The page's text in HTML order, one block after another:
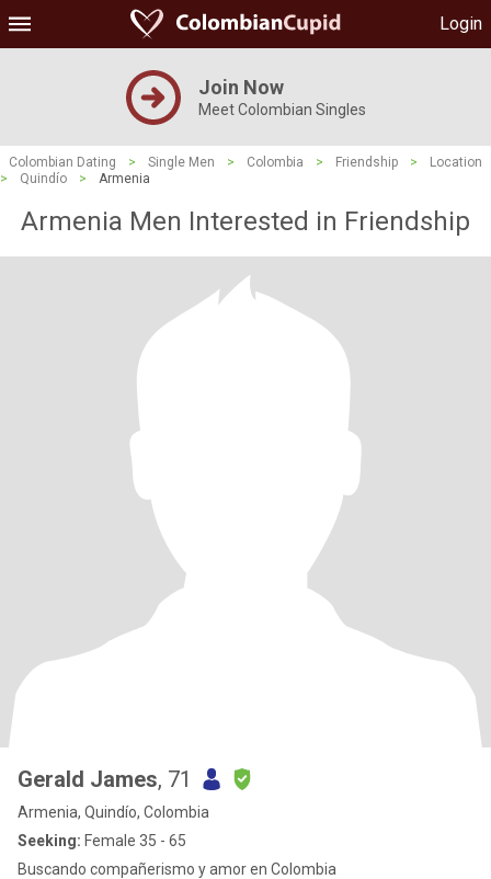
Login
Join Now
Meet Colombian Singles
Colombian Dating > Single Men > Colombia > Friendship >
Location
>
Quindío > Armenia
Armenia Men Interested in Friendship
Gerald James, 71
Armenia, Quindío, Colombia
Seeking: Female 35 - 65
Buscando compañerismo y amor en Colombia